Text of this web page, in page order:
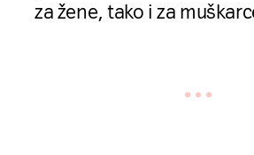
za žene, tako i za